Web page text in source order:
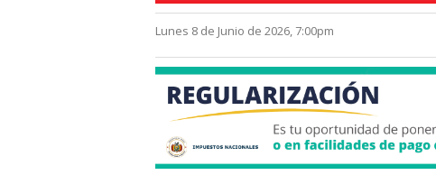
Lunes 8 de Junio de 2026, 7:00pm